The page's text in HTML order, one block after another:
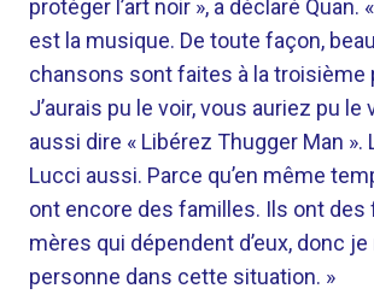
protéger l’art noir », a déclaré Quan.
est la musique. De toute façon,
chansons sont faites à la troisième
J’aurais pu le voir, vous auriez pu le
aussi dire « Libérez Thugger Man ».
Lucci aussi. Parce qu’en même
ont encore des familles. Ils ont des
mères qui dépendent d’eux, donc
personne dans cette situation. »